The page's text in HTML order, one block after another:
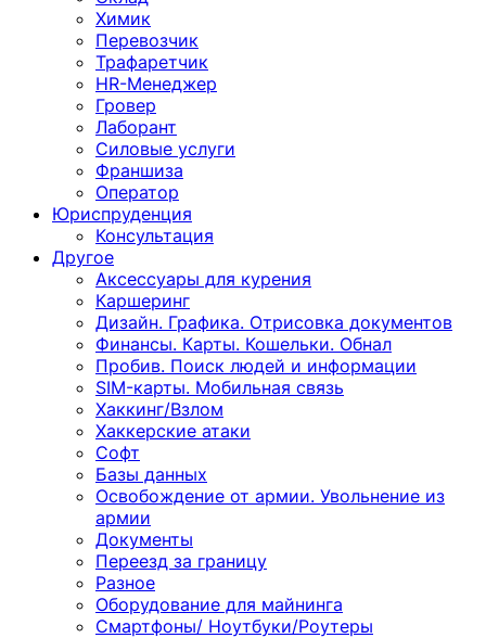
Химик
Перевозчик
Трафаретчик
HR-Менеджер
Гровер
Лаборант
Силовые услуги
Франшиза
Оператор
Юриспруденция
Консультация
Другoе
Аксессуары для курения
Каршеринг
Дизайн. Графика. Отрисовка документов
Финансы. Карты. Кошельки. Обнал
Пробив. Поиск людей и информации
SIM-карты. Мобильная связь
Хаккинг/Взлом
Хаккерские атаки
Софт
Базы данных
Освобождение от армии. Увольнение из
армии
Документы
Переезд за границу
Разное
Оборудование для майнинга
Смартфоны/ Ноутбуки/Роутеры